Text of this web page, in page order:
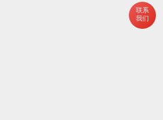
联系
我们